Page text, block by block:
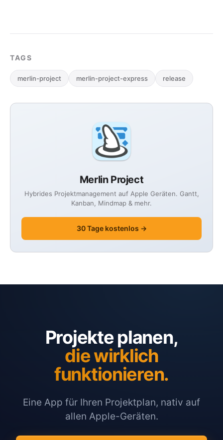
Merlin Project
Hybrides Projektmanagement auf Apple Geräten. Gantt,
Kanban, Mindmap & mehr.
30 Tage kostenlos →
TAGS
merlin-project merlin-project-express release
Projekte planen,
die wirklich
funktionieren.
Eine App für Ihren Projektplan, nativ auf
allen Apple-Geräten.